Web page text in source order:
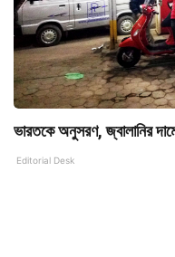
ভারতকে অনুসরণ, জ্বালানির
Editorial Desk